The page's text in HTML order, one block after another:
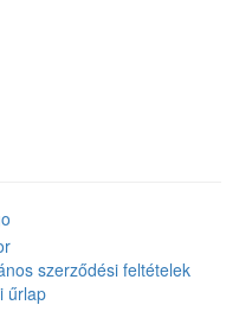
szerződési feltételek
űrlap